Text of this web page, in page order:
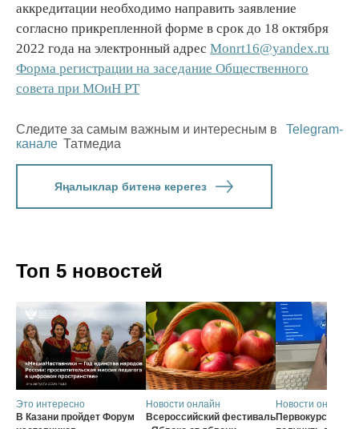
аккредитации необходимо направить заявление
согласно прикрепленной форме в срок до 18 октября
2022 года на электронный адрес Monrt16@yandex.ru
Форма регистрации на заседание Общественного
совета при МОиН РТ
Следите за самым важным и интересным в
Telegram-
канале Татмедиа
Яңалыклар битенә керегез
Топ 5 новостей
Это интересно
В Казани пройдет Форум
Новости онлайн
Всероссийский фестиваль
Новости онлайн
Первокурсники